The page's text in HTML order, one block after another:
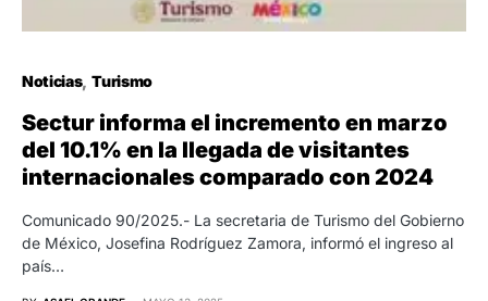
Noticias Turismo
Sectur informa el incremento en marzo
del 10.1% en la llegada de visitantes
internacionales comparado con 2024
Comunicado 90/2025.- La secretaria de Turismo del Gobierno
de México, Josefina Rodríguez Zamora, informó el ingreso al
país…